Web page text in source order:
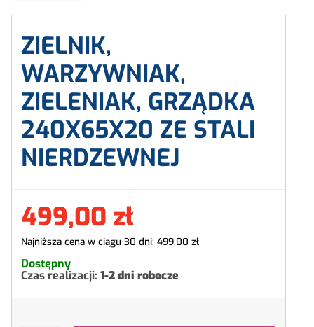
ZIELNIK,
WARZYWNIAK,
ZIELENIAK, GRZĄDKA
240X65X20 ZE STALI
NIERDZEWNEJ
499,00 zł
Najniższa cena w ciągu 30 dni: 499,00 zł
Dostępny
Czas realizacji: 1-2 dni robocze